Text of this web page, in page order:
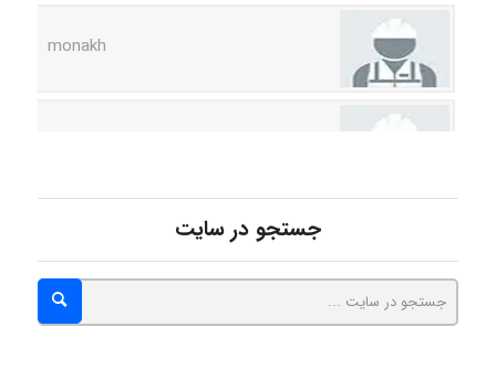
Arshiaaihsra
ABOALFZAL ZAREI
جستجو در سایت